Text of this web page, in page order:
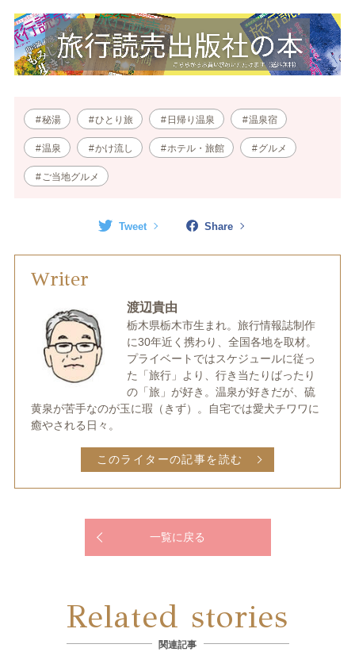
秘湯 ひとり旅 日帰り温泉 温泉宿
温泉 かけ流し ホテル・旅館 グルメ
ご当地グルメ
Tweet Share
Writer
渡辺貴由
栃木県栃木市生まれ。旅行情報誌制作
に30年近く携わり、全国各地を取材。
プライベートではスケジュールに従っ
た「旅行」より、行き当たりばったり
の「旅」が好き。温泉が好きだが、硫
黄泉が苦手なのが玉に瑕（きず）。自宅では愛犬チワワに
癒やされる日々。
このライターの記事を読む
一覧に戻る
Related stories
関連記事